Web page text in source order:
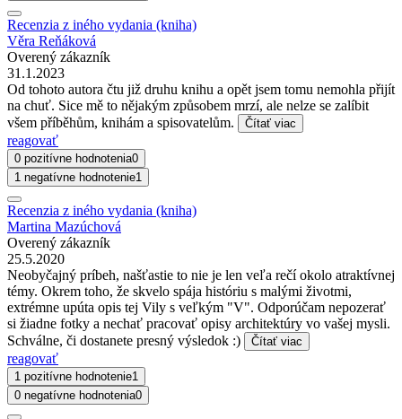
Recenzia z iného vydania (kniha)
Věra Reňáková
Overený zákazník
31.1.2023
Od tohoto autora čtu již druhu knihu a opět jsem tomu nemohla přijít
na chuť. Sice mě to nějakým způsobem mrzí, ale nelze se zalíbit
všem příběhům, knihám a spisovatelům.
Čítať viac
reagovať
0 pozitívne hodnotenia0
1 negatívne hodnotenie1
Recenzia z iného vydania (kniha)
Martina Mazúchová
Overený zákazník
25.5.2020
Neobyčajný príbeh, našťastie to nie je len veľa rečí okolo atraktívnej
témy. Okrem toho, že skvelo spája históriu s malými životmi,
extrémne upúta opis tej Vily s veľkým "V". Odporúčam nepozerať
si žiadne fotky a nechať pracovať opisy architektúry vo vašej mysli.
Schválne, či dostanete presný výsledok :)
Čítať viac
reagovať
1 pozitívne hodnotenie1
0 negatívne hodnotenia0